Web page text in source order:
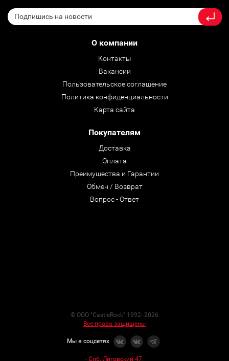
О компании
Контакты
Вакансии
Пользовательское соглашение
Политика конфиденциальности
Карта сайта
Покупателям
Доставка
Оплата
Преимущества и Гарантии
Обмен / Возврат
Вопрос - Ответ
© ООО "CastleRock" 1992- 2026
Все права защищены
Мы в соцсетях
- Спб. Лиговский 47: